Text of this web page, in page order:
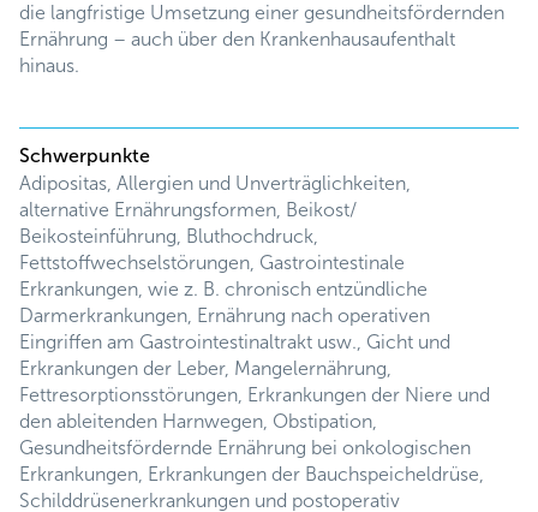
die langfristige Umsetzung einer gesundheitsfördernden
Ernährung – auch über den Krankenhausaufenthalt
hinaus.
Schwerpunkte
Adipositas, Allergien und Unverträglichkeiten,
alternative Ernährungsformen, Beikost/
Beikosteinführung, Bluthochdruck,
Fettstoffwechselstörungen, Gastrointestinale
Erkrankungen, wie z. B. chronisch entzündliche
Darmerkrankungen, Ernährung nach operativen
Eingriffen am Gastrointestinaltrakt usw., Gicht und
Erkrankungen der Leber, Mangelernährung,
Fettresorptionsstörungen, Erkrankungen der Niere und
den ableitenden Harnwegen, Obstipation,
Gesundheitsfördernde Ernährung bei onkologischen
Erkrankungen, Erkrankungen der Bauchspeicheldrüse,
Schilddrüsenerkrankungen und postoperativ